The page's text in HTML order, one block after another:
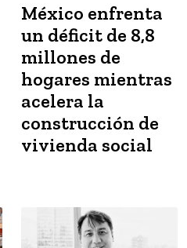
México enfrenta
un déficit de 8,8
millones de
hogares mientras
acelera la
construcción de
vivienda social